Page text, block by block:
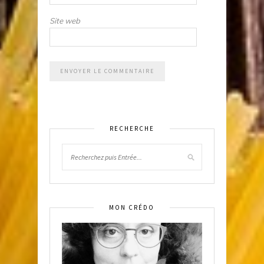
Site web
RECHERCHE
MON CRÉDO